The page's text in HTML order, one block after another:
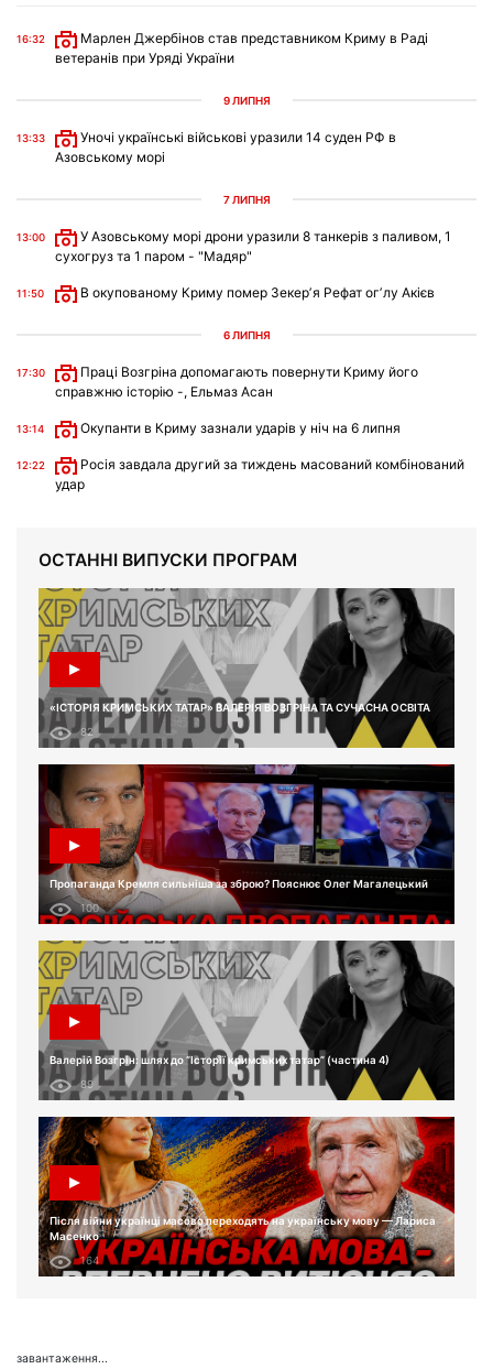
16:32
Марлен Джербінов став представником Криму в Раді
ветеранів при Уряді України
9 ЛИПНЯ
13:33
Уночі українські військові уразили 14 суден РФ в
Азовському морі
7 ЛИПНЯ
13:00
У Азовському морі дрони уразили 8 танкерів з паливом, 1
сухогруз та 1 паром - "Мадяр"
11:50 В окупованому Криму помер Зекерʼя Рефат огʼлу Акієв
6 ЛИПНЯ
17:30
Праці Возгріна допомагають повернути Криму його
справжню історію -, Ельмаз Асан
13:14 Окупанти в Криму зазнали ударів у ніч на 6 липня
12:22
Росія завдала другий за тиждень масований комбінований
удар
ОСТАННІ ВИПУСКИ ПРОГРАМ
«ІСТОРІЯ КРИМСЬКИХ ТАТАР» ВАЛЕРІЯ ВОЗГРІНА ТА СУЧАСНА ОСВІТА
82
Пропаганда Кремля сильніша за зброю? Пояснює Олег Магалецький
100
Валерій Возгрін: шлях до “Історії кримських татар” (частина 4)
89
Після війни українці масово переходять на українську мову — Лариса
Масенко
164
завантаження...